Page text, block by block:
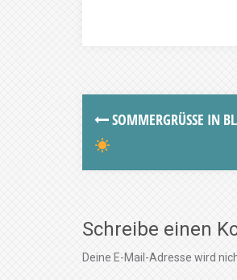
SOMMERGRÜSSE IN
Schreibe einen
Deine E-Mail-Adresse wird